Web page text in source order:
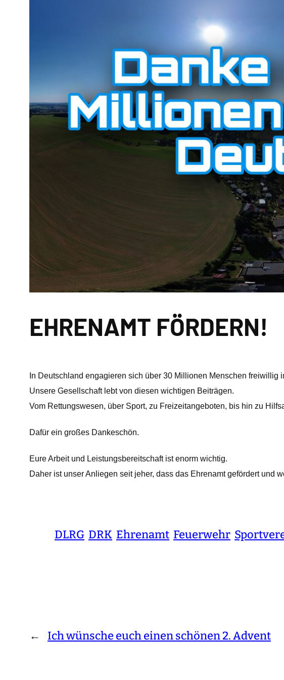
EHRENAMT FÖRDERN!
In Deutschland engagieren sich über 30 Millionen Menschen freiwillig
Unsere Gesellschaft lebt von diesen wichtigen Beiträgen.
Vom Rettungswesen, über Sport, zu Freizeitangeboten, bis hin zu
Dafür ein großes Dankeschön.
Eure Arbeit und Leistungsbereitschaft ist enorm wichtig.
Daher ist unser Anliegen seit jeher, dass das Ehrenamt gefördert und
DLRG DRK Ehrenamt Feuerwehr
← Ich wünsche euch einen schönen 2. Advent